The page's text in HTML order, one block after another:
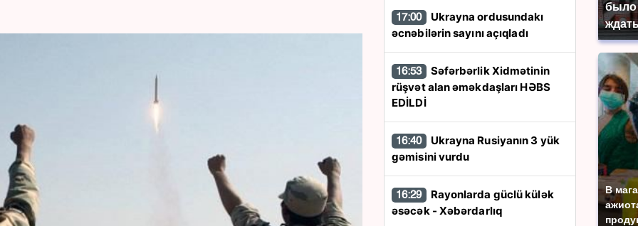
было
В
17:00
əcnəbilərin sayını açıqladı
16:53
rüşvət alan əməkdaşları HƏBS
EDİLDİ
16:40
gəmisini vurdu
16:29
əsəcək - Xəbərdarlıq